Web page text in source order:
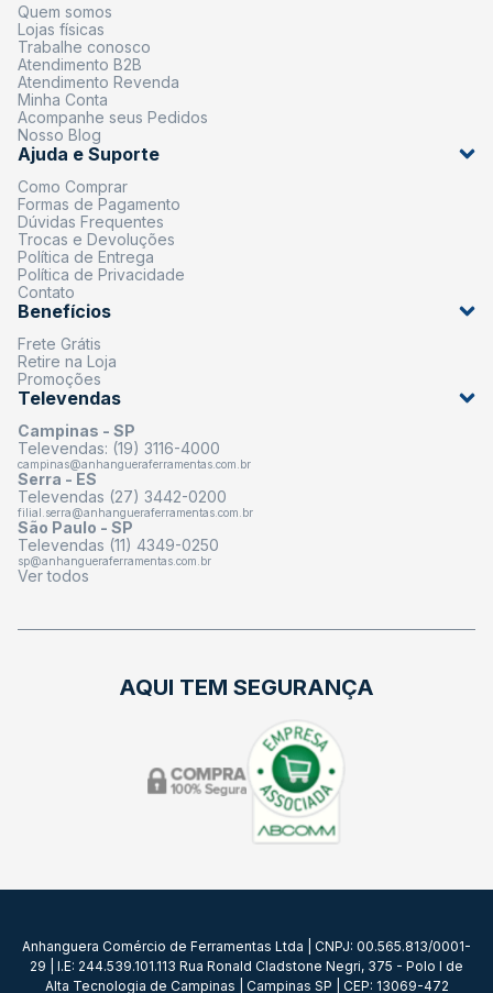
Quem somos
Lojas físicas
Trabalhe conosco
Atendimento B2B
Atendimento Revenda
Minha Conta
Acompanhe seus Pedidos
Nosso Blog
Ajuda e Suporte
Como Comprar
Formas de Pagamento
Dúvidas Frequentes
Trocas e Devoluções
Política de Entrega
Política de Privacidade
Contato
Benefícios
Frete Grátis
Retire na Loja
Promoções
Televendas
Campinas - SP
Televendas: (19) 3116-4000
campinas@anhangueraferramentas.com.br
Serra - ES
Televendas (27) 3442-0200
filial.serra@anhangueraferramentas.com.br
São Paulo - SP
Televendas (11) 4349-0250
sp@anhangueraferramentas.com.br
Ver todos
AQUI TEM SEGURANÇA
Anhanguera Comércio de Ferramentas Ltda | CNPJ: 00.565.813/0001-
29 | I.E: 244.539.101.113 Rua Ronald Cladstone Negri, 375 - Polo I de
Alta Tecnologia de Campinas | Campinas SP | CEP: 13069-472